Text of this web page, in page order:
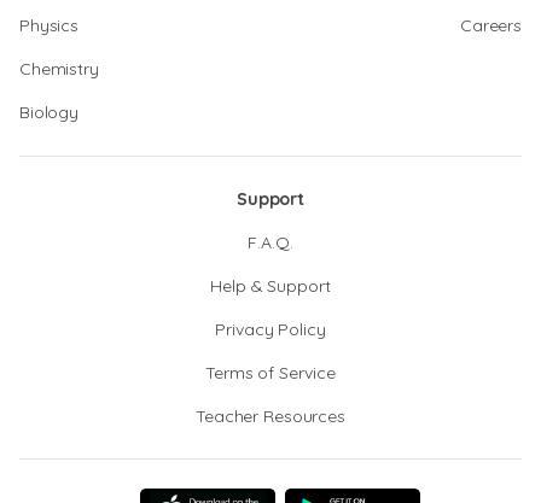
Physics
Chemistry
Biology
Careers
Support
F.A.Q.
Help & Support
Privacy Policy
Terms of Service
Teacher Resources